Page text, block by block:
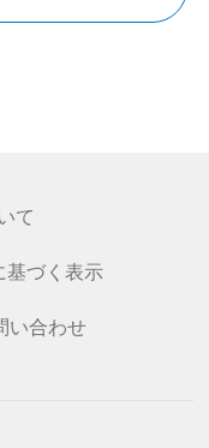
て
基づく表示
い合わせ